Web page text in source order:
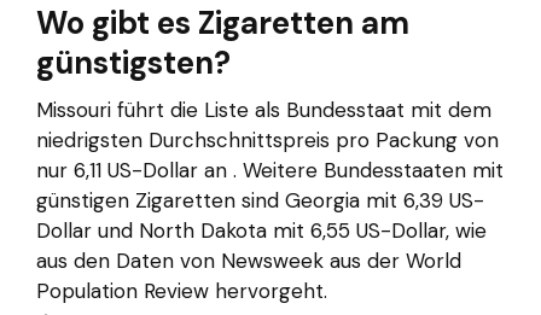
Wo gibt es Zigaretten am
günstigsten?
Missouri führt die Liste als Bundesstaat mit dem
niedrigsten Durchschnittspreis pro Packung von
nur 6,11 US-Dollar an . Weitere Bundesstaaten mit
günstigen Zigaretten sind Georgia mit 6,39 US-
Dollar und North Dakota mit 6,55 US-Dollar, wie
aus den Daten von Newsweek aus der World
Population Review hervorgeht.